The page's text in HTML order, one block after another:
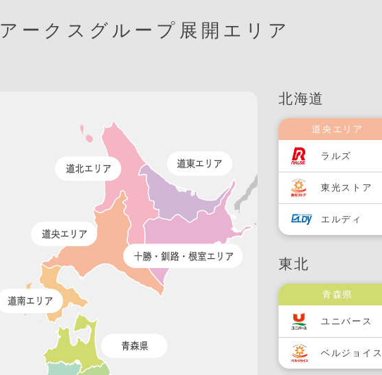
アークスグループ展開エリア
北海道
道央エリア
ラルズ
東光ストア
エルディ
東北
青森県
ユニバース
ベルジョイス